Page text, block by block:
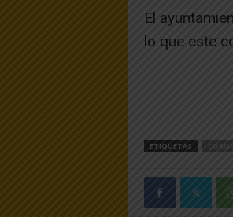
El
lo que este
ETIQUETAS